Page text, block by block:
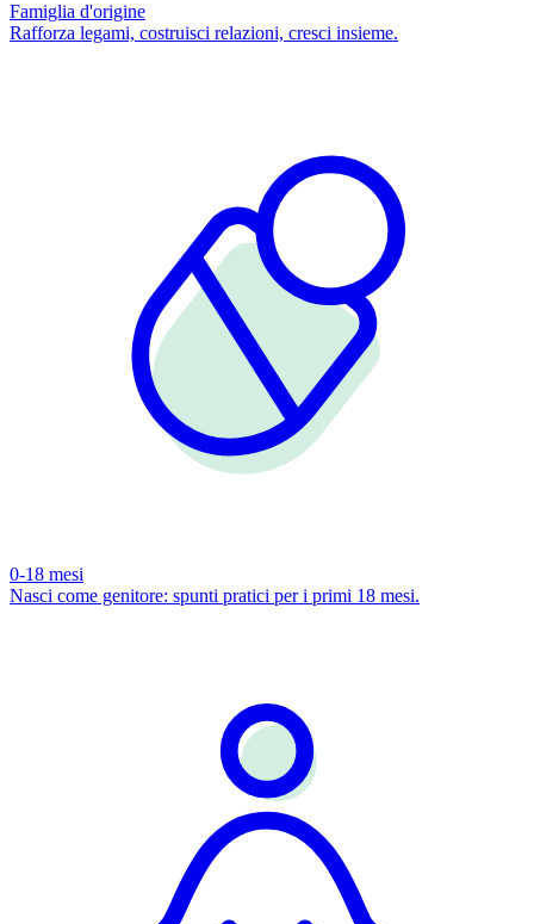
Famiglia d'origine
Rafforza legami, costruisci relazioni, cresci insieme.
0-18 mesi
Nasci come genitore: spunti pratici per i primi 18 mesi.